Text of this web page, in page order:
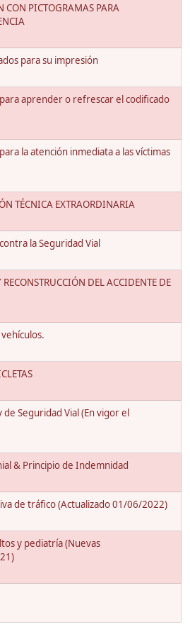
PICTOGRAMAS PARA
para su impresión
aprender o refrescar el codificado
la atención inmediata a las víctimas
TÉCNICA EXTRAORDINARIA
la Seguridad Vial
DEL ACCIDENTE DE
Seguridad Vial (En vigor el
& Principio de Indemnidad
de tráfico (Actualizado 01/06/2022)
y pediatría (Nuevas